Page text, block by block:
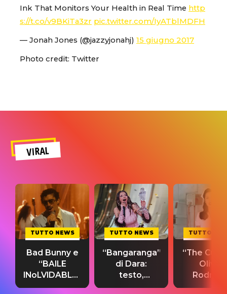
Ink That Monitors Your Health in Real Time http
s://t.co/v9BKiTa3zr pic.twitter.com/IyATblMDFH
— Jonah Jones (@jazzyjonahj) 15 giugno 2017
Photo credit: Twitter
VIRAL
TUTTO NEWS
Bad Bunny e
“BAILE
INoLVIDABLE”:
testo,
TUTTO NEWS
“Bangaranga”
di Dara:
testo,
traduzione e
TUTTO
“The
Olivia
testo,